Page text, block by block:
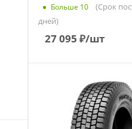
Больше 10
(Срок
дней)
27 095 ₽/шт